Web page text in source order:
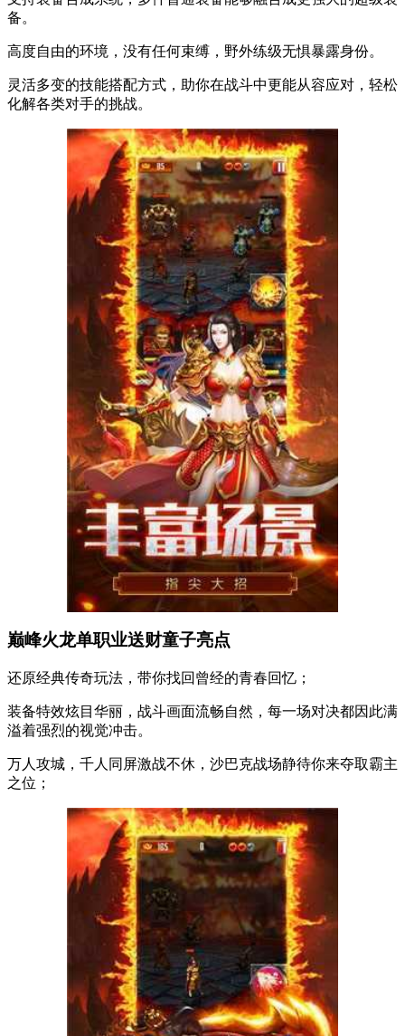
备。
高度自由的环境，没有任何束缚，野外练级无惧暴露身份。
灵活多变的技能搭配方式，助你在战斗中更能从容应对，轻松
化解各类对手的挑战。
巅峰火龙单职业送财童子亮点
还原经典传奇玩法，带你找回曾经的青春回忆；
装备特效炫目华丽，战斗画面流畅自然，每一场对决都因此满
溢着强烈的视觉冲击。
万人攻城，千人同屏激战不休，沙巴克战场静待你来夺取霸主
之位；